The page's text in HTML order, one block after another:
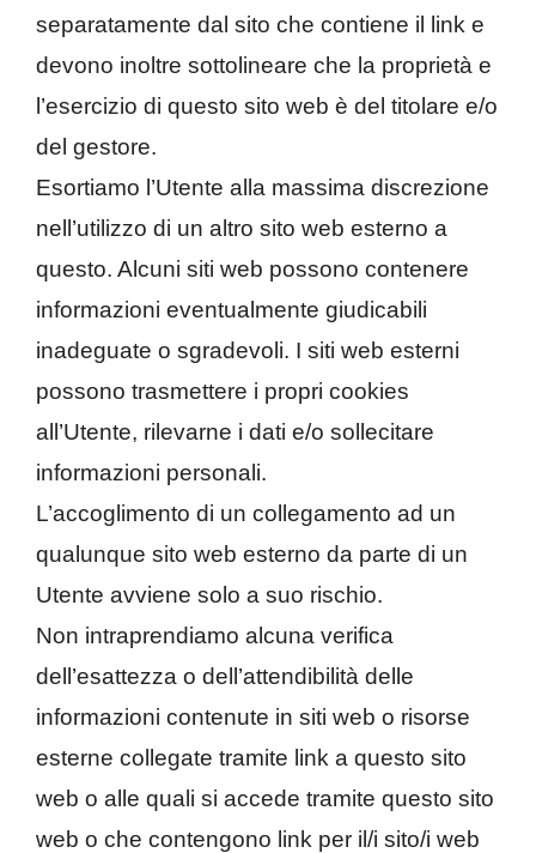
separatamente dal sito che contiene il link e
devono inoltre sottolineare che la proprietà e
l’esercizio di questo sito web è del titolare e/o
del gestore.
Esortiamo l’Utente alla massima discrezione
nell’utilizzo di un altro sito web esterno a
questo. Alcuni siti web possono contenere
informazioni eventualmente giudicabili
inadeguate o sgradevoli. I siti web esterni
possono trasmettere i propri cookies
all’Utente, rilevarne i dati e/o sollecitare
informazioni personali.
L’accoglimento di un collegamento ad un
qualunque sito web esterno da parte di un
Utente avviene solo a suo rischio.
Non intraprendiamo alcuna verifica
dell’esattezza o dell’attendibilità delle
informazioni contenute in siti web o risorse
esterne collegate tramite link a questo sito
web o alle quali si accede tramite questo sito
web o che contengono link per il/i sito/i web